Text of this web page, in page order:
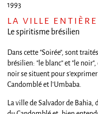
1993
LA VILLE
Le spiritisme brésilien
Dans cette "Soirée", sont
brésilien: "le blanc" et "le
noir se situent pour
Candomblé et l'Umbaba.
La ville de Salvador de Bahia,